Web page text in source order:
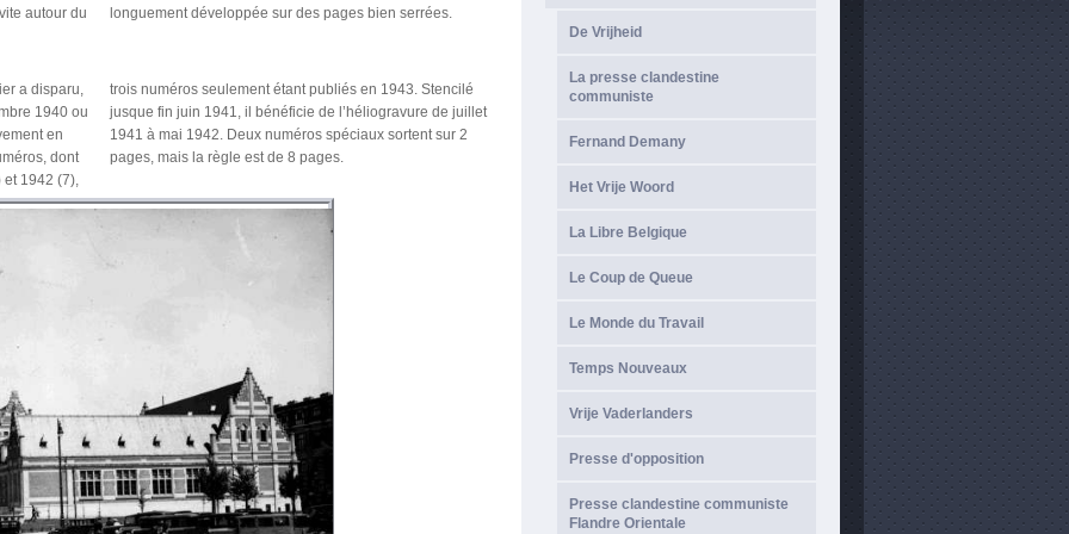
autour du
longuement développée sur des pages bien serrées.
a disparu,
1940 ou
en
dont
1942 (7),
Stencilé
de juillet
sur 2
pages, mais la règle est de 8 pages.
De Vrijheid
La presse clandestine
communiste
Fernand Demany
Het Vrije Woord
La Libre Belgique
Le Coup de Queue
Le Monde du Travail
Temps Nouveaux
Vrije Vaderlanders
Presse d'opposition
Presse clandestine communiste
Flandre Orientale